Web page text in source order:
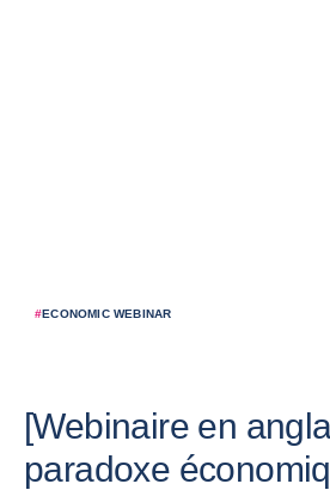
#ECONOMIC WEBINAR
[Webinaire en
paradoxe